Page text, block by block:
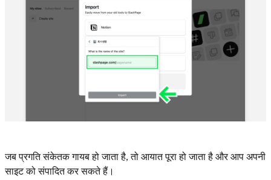
जब प्रगति संकेतक गायब हो जाता है, तो आयात पूरा हो जाता है और आप अपनी
साइट को संपादित कर सकते हैं।